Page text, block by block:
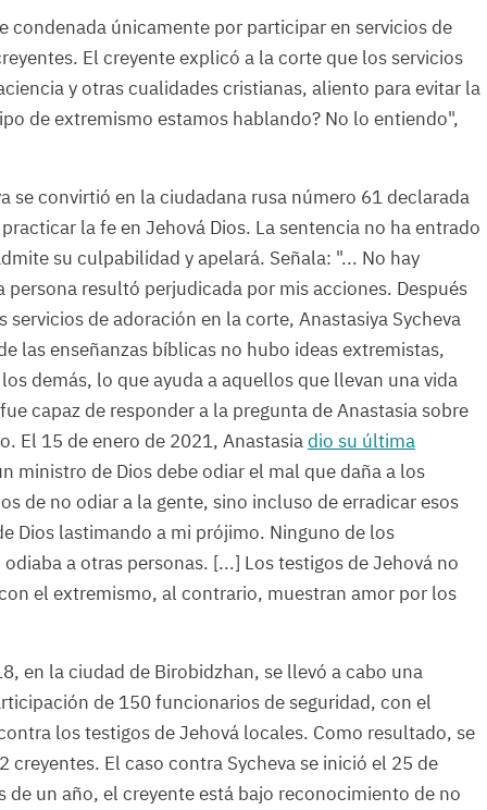
condenada únicamente por participar en servicios de
El creyente explicó a la corte que los servicios
y otras cualidades cristianas, aliento para evitar la
de extremismo estamos hablando? No lo entiendo",
se convirtió en la ciudadana rusa número 61 declarada
la fe en Jehová Dios. La sentencia no ha entrado
su culpabilidad y apelará. Señala: "... No hay
resultó perjudicada por mis acciones. Después
servicios de adoración en la corte, Anastasiya Sycheva
las enseñanzas bíblicas no hubo ideas extremistas,
demás, lo que ayuda a aquellos que llevan una vida
capaz de responder a la pregunta de Anastasia sobre
El 15 de enero de 2021, Anastasiadio su última
ministro de Dios debe odiar el mal que daña a los
de no odiar a la gente, sino incluso de erradicar esos
Dios lastimando a mi prójimo. Ninguno de los
a otras personas. [...] Los testigos de Jehová no
el extremismo, al contrario, muestran amor por los
en la ciudad de Birobidzhan, se llevó a cabo una
de 150 funcionarios de seguridad, con el
los testigos de Jehová locales. Como resultado, se
El caso contra Sycheva se inició el 25 de
de un año, el creyente está bajo reconocimiento de no